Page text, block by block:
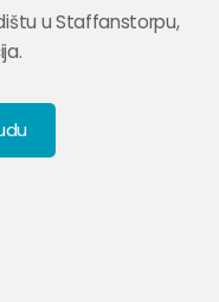
u Staffanstorpu,